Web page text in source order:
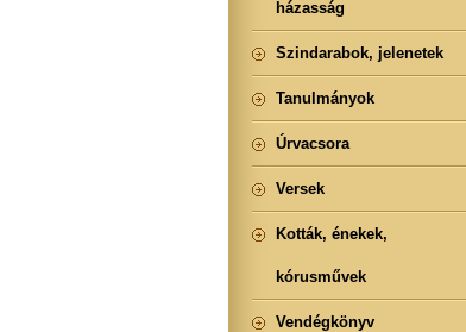
házasság
Szindarabok, jelenetek
Tanulmányok
Úrvacsora
Versek
Kották, énekek,
kórusművek
Vendégkönyv